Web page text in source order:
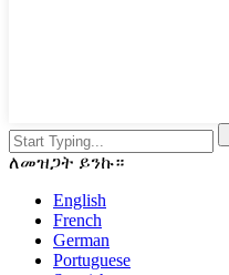
ለመዝጋት ይንኩ።
English
French
German
Portuguese